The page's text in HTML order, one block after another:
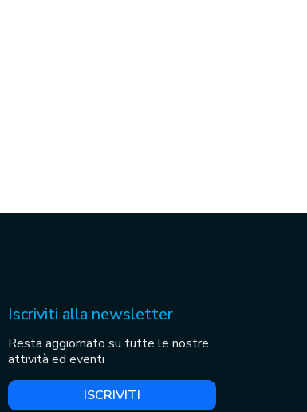
Iscriviti alla newsletter
Resta aggiornato su tutte le nostre
attività ed eventi
ISCRIVITI